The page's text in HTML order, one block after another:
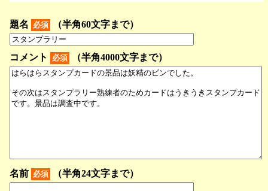
題名 必須 （半角60文字まで）
コメント 必須 （半角4000文字まで）
名前 必須 （半角24文字まで）